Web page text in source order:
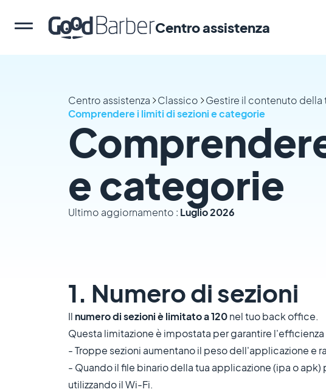
Centro assistenza
Centro assistenza Classico Gestire il contenuto della
Comprendere i limiti di sezioni e categorie
e categorie
Ultimo aggiornamento : Luglio 2026
1. Numero di sezioni
Il numero di sezioni è limitato a 120nel tuo back office.
Questa limitazione è impostata per garantire
- Troppe sezioni aumentano il peso dell'applicazione e
- Quando il file binario della tua applicazione (ipa o
utilizzando il Wi-Fi.